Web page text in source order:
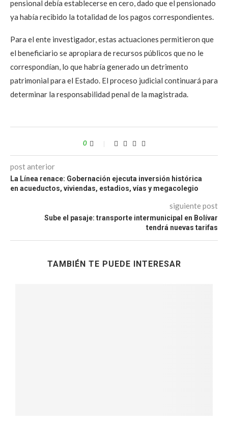
pensional debía establecerse en cero, dado que el pensionado
ya había recibido la totalidad de los pagos correspondientes.
Para el ente investigador, estas actuaciones permitieron que
el beneficiario se apropiara de recursos públicos que no le
correspondían, lo que habría generado un detrimento
patrimonial para el Estado. El proceso judicial continuará para
determinar la responsabilidad penal de la magistrada.
0
post anterior
La Línea renace: Gobernación ejecuta inversión histórica
en acueductos, viviendas, estadios, vías y megacolegio
siguiente post
Sube el pasaje: transporte intermunicipal en Bolívar
tendrá nuevas tarifas
TAMBIÉN TE PUEDE INTERESAR